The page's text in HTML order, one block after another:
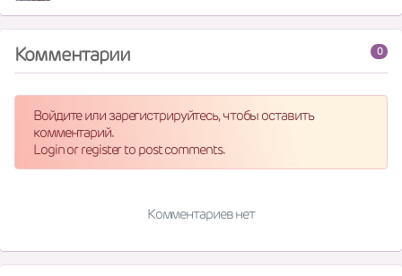
0
Комментарии
Войдите или зарегистрируйтесь, чтобы оставить
комментарий.
Login or register to post comments.
Комментариев нет